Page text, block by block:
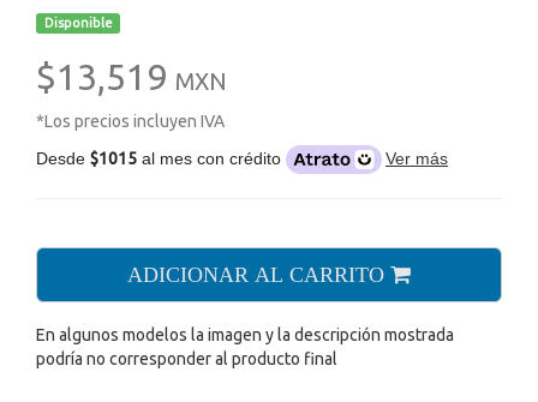
Disponible
$13,519 MXN
*Los precios incluyen IVA
Desde $1015 al mes con crédito Ver más
ADICIONAR AL CARRITO
En algunos modelos la imagen y la descripción mostrada
podría no corresponder al producto final